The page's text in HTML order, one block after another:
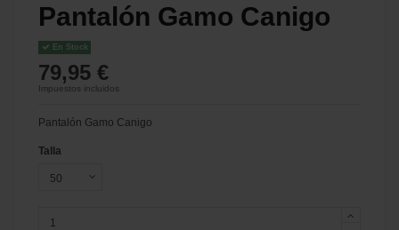
Pantalón Gamo Canigo
En Stock
79,95 €
Impuestos incluidos
Pantalón Gamo Canigo
Talla